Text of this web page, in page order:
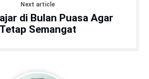
Next article
di Bulan Puasa Agar
Tetap Semangat